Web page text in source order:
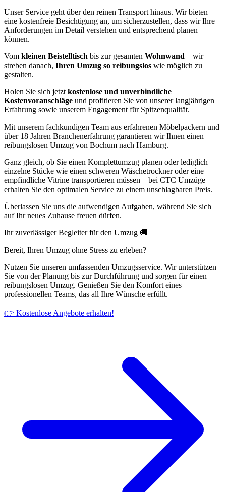
Unser Service geht über den reinen Transport hinaus. Wir bieten
eine kostenfreie Besichtigung an, um sicherzustellen, dass wir Ihre
Anforderungen im Detail verstehen und entsprechend planen
können.
Vom kleinen Beistelltisch bis zur gesamten Wohnwand – wir
streben danach, Ihren Umzug so reibungslos wie möglich zu
gestalten.
Holen Sie sich jetzt kostenlose und unverbindliche
Kostenvoranschläge und profitieren Sie von unserer langjährigen
Erfahrung sowie unserem Engagement für Spitzenqualität.
Mit unserem fachkundigen Team aus erfahrenen Möbelpackern und
über 18 Jahren Branchenerfahrung garantieren wir Ihnen einen
reibungslosen Umzug von Bochum nach Hamburg.
Ganz gleich, ob Sie einen Komplettumzug planen oder lediglich
einzelne Stücke wie einen schweren Wäschetrockner oder eine
empfindliche Vitrine transportieren müssen – bei CTC Umzüge
erhalten Sie den optimalen Service zu einem unschlagbaren Preis.
Überlassen Sie uns die aufwendigen Aufgaben, während Sie sich
auf Ihr neues Zuhause freuen dürfen.
Ihr zuverlässiger Begleiter für den Umzug 🚚
Bereit, Ihren Umzug ohne Stress zu erleben?
Nutzen Sie unseren umfassenden Umzugsservice. Wir unterstützen
Sie von der Planung bis zur Durchführung und sorgen für einen
reibungslosen Umzug. Genießen Sie den Komfort eines
professionellen Teams, das all Ihre Wünsche erfüllt.
👉 Kostenlose Angebote erhalten!